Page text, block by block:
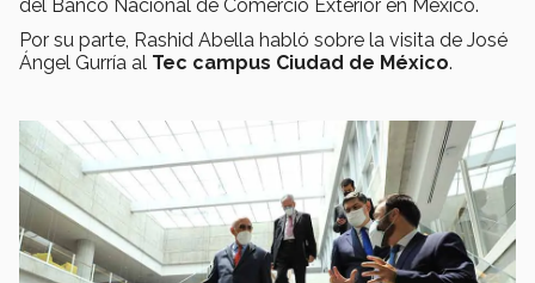
del Banco Nacional de Comercio Exterior en México.
Por su parte, Rashid Abella habló sobre la visita de José
Ángel Gurría al Tec campus Ciudad de México.